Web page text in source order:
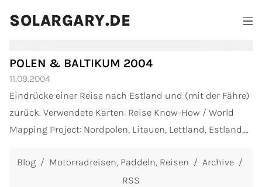
SOLARGARY.DE
POLEN & BALTIKUM 2004
11.09.2004
Eindrücke einer Reise nach Estland und (mit der Fähre)
zurück. Verwendete Karten: Reise Know-How / World
Mapping Project: Nordpolen, Litauen, Lettland, Estland,
Baltic States,...
Blog Motorradreisen Paddeln Reisen
Archive
RSS